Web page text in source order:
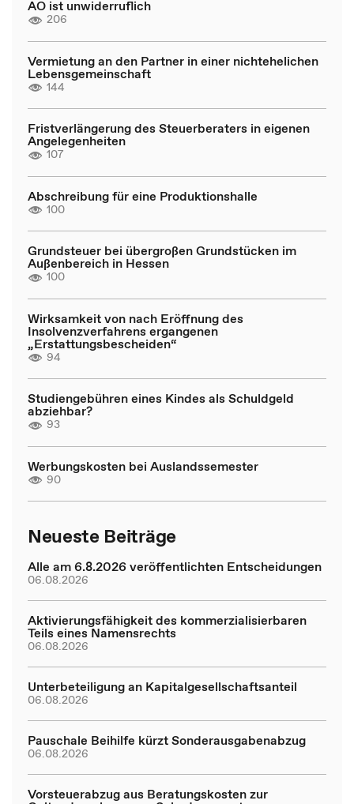
AO ist unwiderruflich
206
Vermietung an den Partner in einer nichtehelichen
Lebensgemeinschaft
144
Fristverlängerung des Steuerberaters in eigenen
Angelegenheiten
107
Abschreibung für eine Produktionshalle
100
Grundsteuer bei übergroßen Grundstücken im
Außenbereich in Hessen
100
Wirksamkeit von nach Eröffnung des
Insolvenzverfahrens ergangenen
„Erstattungsbescheiden“
94
Studiengebühren eines Kindes als Schuldgeld
abziehbar?
93
Werbungskosten bei Auslandssemester
90
Neueste Beiträge
Alle am 6.8.2026 veröffentlichten Entscheidungen
06.08.2026
Aktivierungsfähigkeit des kommerzialisierbaren
Teils eines Namensrechts
06.08.2026
Unterbeteiligung an Kapitalgesellschaftsanteil
06.08.2026
Pauschale Beihilfe kürzt Sonderausgabenabzug
06.08.2026
Vorsteuerabzug aus Beratungskosten zur